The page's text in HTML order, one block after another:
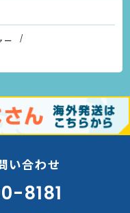
ー
い合わせ
8181